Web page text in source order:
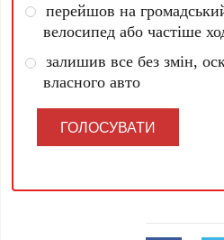
перейшов на
велосипед або частіше
залишив все без змін,
власного авто